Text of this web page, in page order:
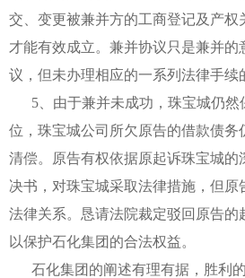
交、变更被兼并方的工商登记及产权
才能有效成立。兼并协议只是兼并的
议，但未办理相应的一系列法律手续
5、由于兼并未成功，珠宝城仍
位，珠宝城公司所欠原告的借款债务
清偿。原告有权依据原起诉珠宝城的
决书，对珠宝城采取法律措施，但原
法律关系。恳请法院裁定驳回原告的
以保护石化集团的合法权益。
石化集团的阐述有理有据，胜利